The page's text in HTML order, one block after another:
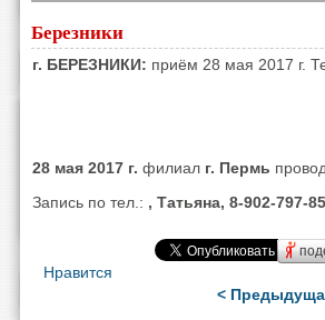
Березники
г. БЕРЕЗНИКИ: приём 28 мая 2017 г.
28 мая 2017 г. филиал г. Пермь
Запись по тел.: , Татьяна, 8-902-797-
Нравится
<